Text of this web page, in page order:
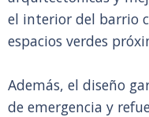
el interior del barrio
espacios verdes
Además, el diseño
de emergencia y